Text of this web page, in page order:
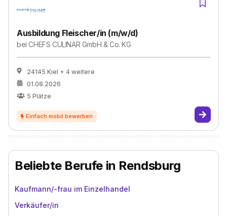
Ausbildung Fleischer/in (m/w/d)
beiCHEFS CULINAR GmbH & Co. KG
24145 Kiel + 4 weitere
01.08.2026
5 Plätze
Beliebte Berufe in Rendsburg
Kaufmann/-frau im Einzelhandel
Verkäufer/in